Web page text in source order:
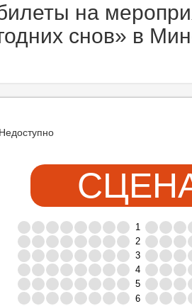
на
снов» в
Недоступно
1
2
3
4
5
6